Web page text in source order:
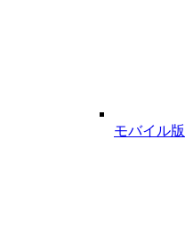
モバイル版